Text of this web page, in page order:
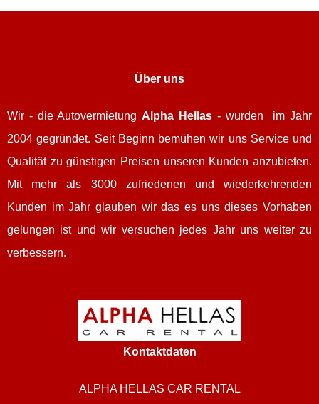
Über uns
Wir - die AutovermietungAlpha Hellas - wurden im Jahr
2004 gegründet. Seit Beginn bemühen wir uns Service und
Qualität zu günstigen Preisen unseren Kunden anzubieten.
Mit mehr als 3000 zufriedenen und wiederkehrenden
Kunden im Jahr glauben wir das es uns dieses Vorhaben
gelungen ist und wir versuchen jedes Jahr uns weiter zu
verbessern.
Kontaktdaten
ALPHA HELLAS CAR RENTAL